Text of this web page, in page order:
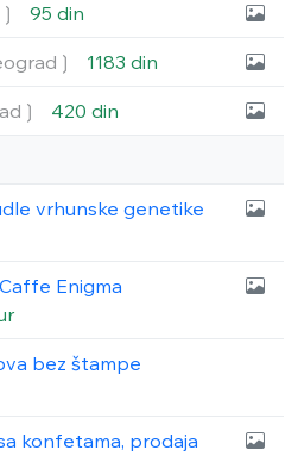
95 din
1183 din
420 din
vrhunske genetike
Enigma
bez štampe
konfetama, prodaja